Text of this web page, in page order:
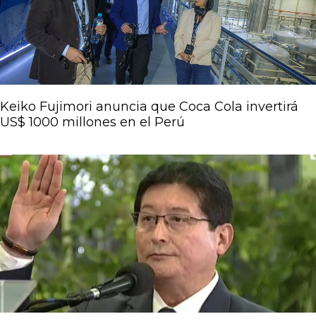
Keiko Fujimori anuncia que Coca Cola invertirá
US$ 1000 millones en el Perú